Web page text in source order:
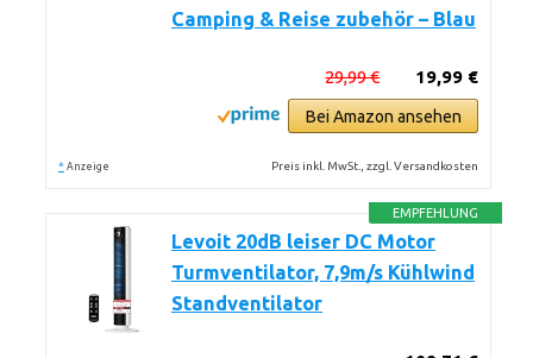
Camping & Reise zubehör – Blau
19,99 €
29,99 €
Bei Amazon ansehen
* Anzeige Preis inkl. MwSt., zzgl. Versandkosten
EMPFEHLUNG
Levoit 20dB leiser DC Motor
Turmventilator, 7,9m/s Kühlwind
Standventilator